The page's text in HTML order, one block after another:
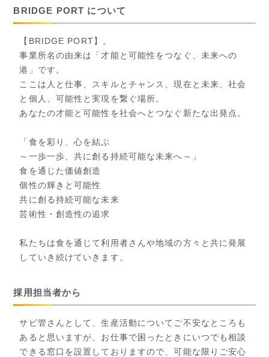
BRIDGE PORT について
【BRIDGE PORT】。
事業所名の由来は「才能と可能性をつなぐ、未来への
港」です。
ここは人と仕事、スキルとチャンス、現在と未来、社会
と個人、可能性と実現を繋ぐ場所。
あなたの才能と可能性を社会へとつなぐ新たな出発点。
「食を彩り、心を結ぶ
～一歩一歩、共に創る持続可能な未来へ～」
食を通じた価値創造
個性の輝きと可能性
共に創る持続可能な未来
芸術性・創造性の追求
私たちは食を通じて利用者さんや地域の方々と共に発展
していき続けていきます。
採用担当者から
サビ管さんとして、生産活動についてご不安なところも
あると思いますが、お仕事で困ったときにいつでも相談
できる窓口を設置しておりますので、可能な限りご安心